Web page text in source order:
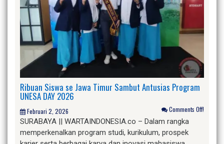
Ribuan Siswa se Jawa Timur Sambut Antusias Program
UNESA DAY 2026
Februari 2, 2026 Comments Off!
SURABAYA || WARTAINDONESIA.co – Dalam rangka
memperkenalkan program studi, kurikulum, prospek